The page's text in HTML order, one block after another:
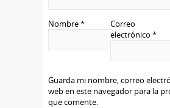
Nombre*
Correo
electrónico *
Guarda mi nombre, correo
web en este navegador para la
que comente.